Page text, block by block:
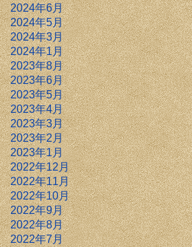
2024年6月
2024年5月
2024年3月
2024年1月
2023年8月
2023年6月
2023年5月
2023年4月
2023年3月
2023年2月
2023年1月
2022年12月
2022年11月
2022年10月
2022年9月
2022年8月
2022年7月